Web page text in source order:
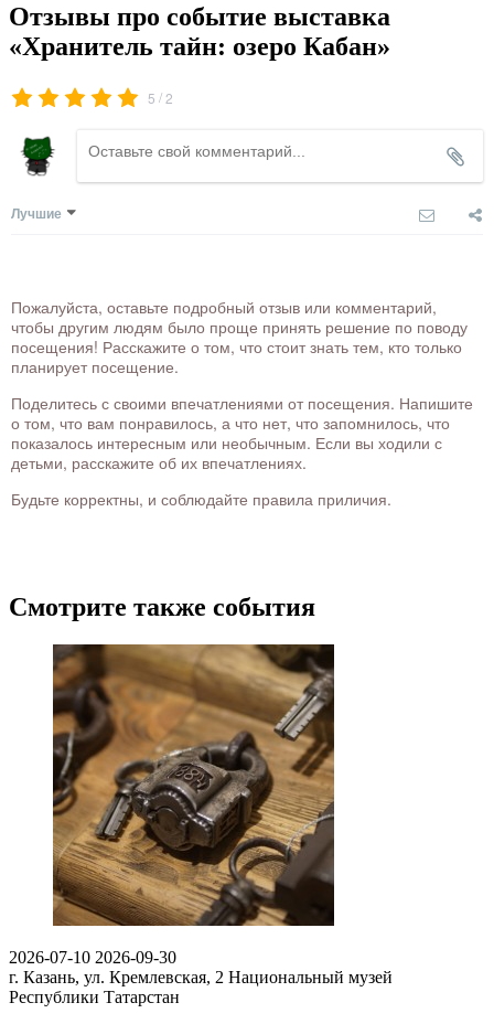
Отзывы про событие выставка
«Хранитель тайн: озеро Кабан»
5 /2
Лучшие
Пожалуйста, оставьте подробный отзыв или комментарий,
чтобы другим людям было проще принять решение по поводу
посещения! Расскажите о том, что стоит знать тем, кто только
планирует посещение.
Поделитесь с своими впечатлениями от посещения. Напишите
о том, что вам понравилось, а что нет, что запомнилось, что
показалось интересным или необычным. Если вы ходили с
детьми, расскажите об их впечатлениях.
Будьте корректны, и соблюдайте правила приличия.
Смотрите также события
2026-07-10 2026-09-30
г. Казань, ул. Кремлевская, 2 Национальный музей
Республики Татарстан